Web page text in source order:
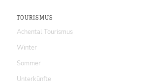
TOURISMUS
Achental Tourismus
Winter
Sommer
Unterkünfte